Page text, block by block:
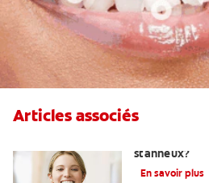
Articles associés
stanneux?
En savoir plus